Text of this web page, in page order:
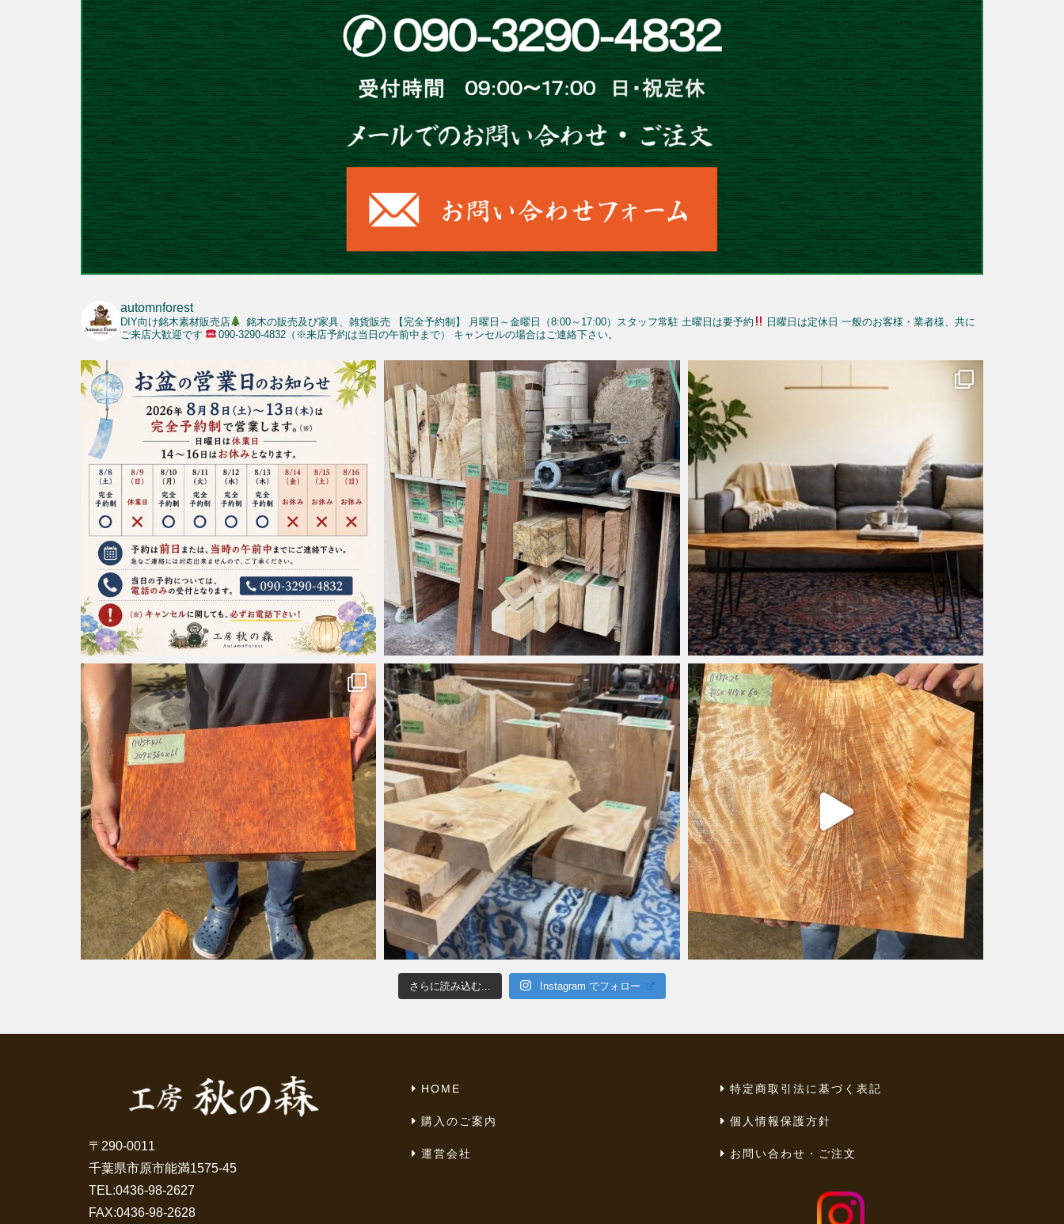
automnforest
DIY向け銘木素材販売店 銘木の販売及び家具、雑貨販売 【完全予約制】 月曜日～金曜日（8:00～17:00）スタッフ常駐 土曜日は要予約 日曜日は定休日 一般のお客様・業者様、共に
ご来店大歓迎です
090-3290-4832（※来店予約は当日の午前中まで） キャンセルの場合はご連絡下さい。
さらに読み込む... Instagram でフォロー
〒290-0011
千葉県市原市能満1575-45
TEL:0436-98-2627
FAX:0436-98-2628
HOME
購入のご案内
運営会社
特定商取引法に基づく表記
個人情報保護方針
お問い合わせ・ご注文